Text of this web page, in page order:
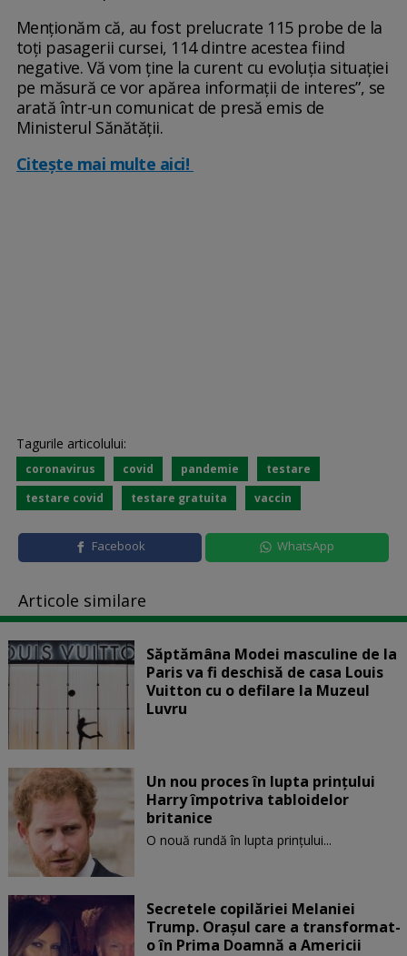
Menționăm că, au fost prelucrate 115 probe de la
toți pasagerii cursei, 114 dintre acestea fiind
negative. Vă vom ține la curent cu evoluția situației
pe măsură ce vor apărea informații de interes”, se
arată într-un comunicat de presă emis de
Ministerul Sănătății.
Citește mai multe aici!
Tagurile articolului:
coronavirus covid pandemie
testare
testare covid
testare gratuita vaccin
Facebook WhatsApp
Articole similare
Săptămâna Modei masculine de la
Paris va fi deschisă de casa Louis
Vuitton cu o defilare la Muzeul
Luvru
Un nou proces în lupta prinţului
Harry împotriva tabloidelor
britanice
O nouă rundă în lupta prinţului...
Secretele copilăriei Melaniei
Trump. Orașul care a transformat-
o în Prima Doamnă a Americii